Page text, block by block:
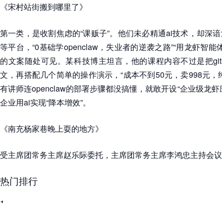
《宋村站街搬到哪里了》
第一类，是收割焦虑的“课贩子”。他们未必精通ai技术，却深
等平台，“0基础学openclaw，失业者的逆袭之路”“用龙虾智能
的文案随处可见。某科技博主坦言，他的课程内容不过是把
文，再搭配几个简单的操作演示，“成本不到50元，卖998元，
有讲师连openclaw的部署步骤都没搞懂，就敢开设“企业级龙
企业用ai实现“降本增效”。
《南充杨家巷晚上耍的地方》
受主席团常务主席赵乐际委托，主席团常务主席李鸿忠主持会
热门排行